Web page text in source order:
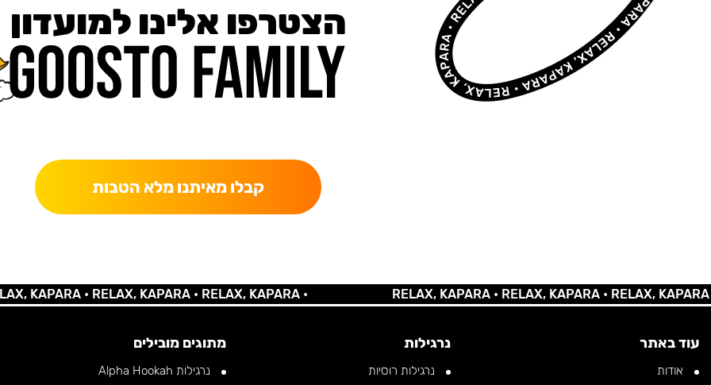
הצטרפו אלינו למועדון
קבלו מאיתנו מלא הטבות
•RELAX, KAPARA •RELAX, KAPARA • RELAX, KAPARA •RELAX, KAPARA •RELAX, KAPARA •
עוד באתר
אודות
נרגילות
נרגילות רוסיות
מתוגים מובילים
נרגילות Alpha Hookah